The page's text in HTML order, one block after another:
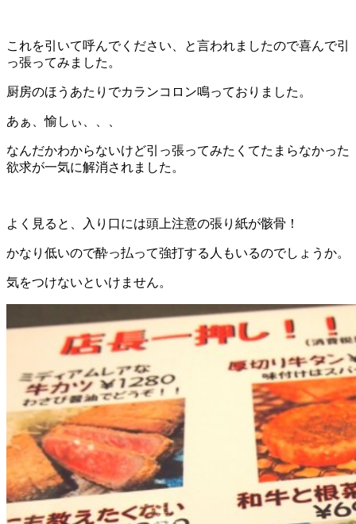
これを引いて呼んでください、と言われましたので喜んで引
っ張ってみました。
厨房のほうあたりでカランコロン鳴っておりました。
あぁ、愉しぃ、、、
なんだかわからないけど引っ張ってみたくてたまらなかった
欲求が一気に解消されました。
よく見ると、入り口には頭上注意の張り紙が骸骨！
かなり低いので酔っ払って強打する人もいるのでしょうか。
気をつけないといけません。